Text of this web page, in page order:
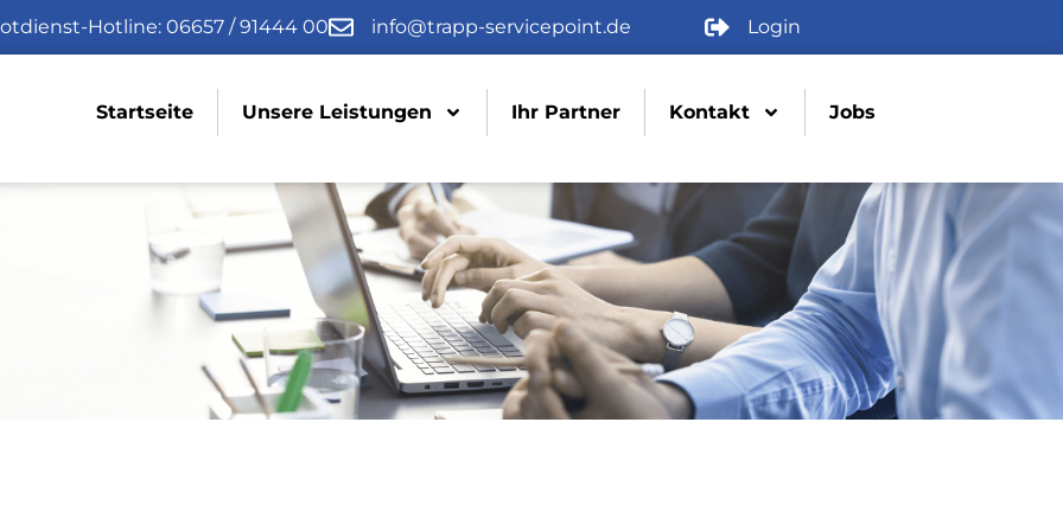
Hotline: 06657 / 91444 00 info@trapp-servicepoint.de Login
Startseite Unsere Leistungen Ihr Partner Kontakt Jobs